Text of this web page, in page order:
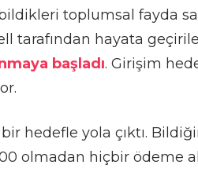
toplumsal fayda
tarafından hayata
başladı. Girişim
hedefle yola çıktı.
olmadan hiçbir ödeme